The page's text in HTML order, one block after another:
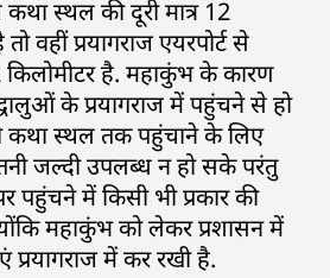
स्थल की दूरी मात्र 12
वहीं प्रयागराज एयरपोर्ट से
किलोमीटर है. महाकुंभ के कारण
के प्रयागराज में पहुंचने से हो
स्थल तक पहुंचाने के लिए
जल्दी उपलब्ध न हो सके परंतु
में किसी भी प्रकार की
महाकुंभ को लेकर प्रशासन में
प्रयागराज में कर रखी है.